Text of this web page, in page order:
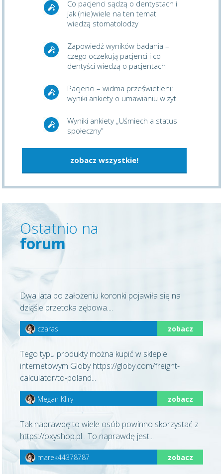
Co pacjenci sądzą o dentystach i
jak (nie)wiele na ten temat
wiedzą stomatolodzy
Zapowiedź wyników badania –
czego oczekują pacjenci i co
dentyści wiedzą o pacjentach
Pacjenci – widma prześwietleni:
wyniki ankiety o umawianiu wizyt
Wyniki ankiety „Uśmiech a status
społeczny”
zobacz wszystkie!
Ostatnio na
forum
Dwa lata po założeniu koronki pojawiła się na
dziąśle przetoka zębowa....
czaras zobacz
Tego typu produkty można kupić w sklepie
internetowym Globy https://globy.com/freight-
calculator/to-poland...
Megan Kliry zobacz
Tak naprawdę to wiele osób powinno skorzystać z
https://oxyshop.pl . To naprawdę jest...
marek44378787 zobacz